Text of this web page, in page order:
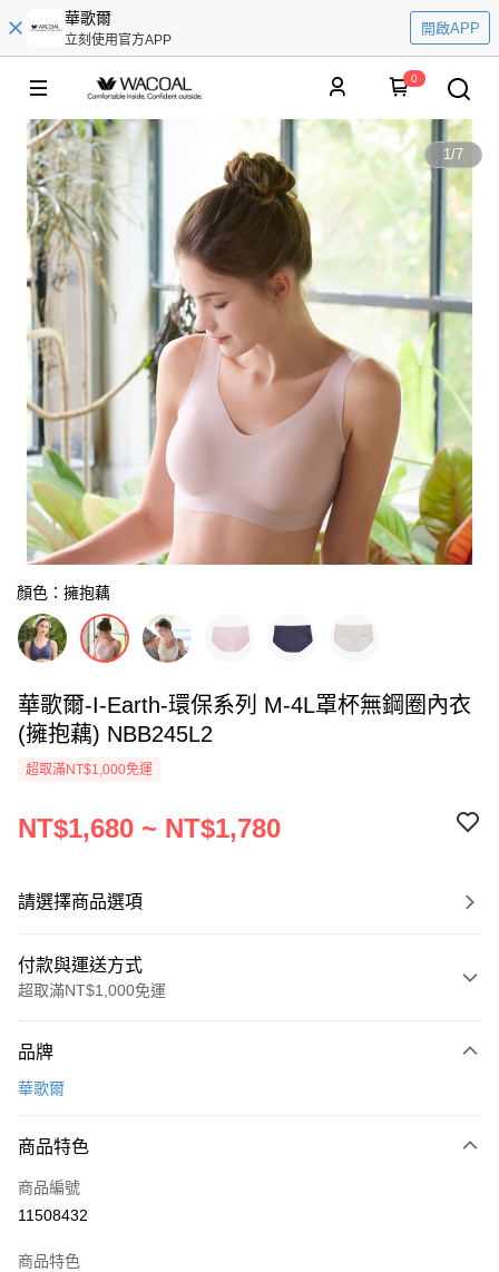
華歌爾
立刻使用官方APP
開啟APP
0
1/7
顏色：擁抱藕
華歌爾-I-Earth-環保系列 M-4L罩杯無鋼圈內衣
(擁抱藕) NBB245L2
超取滿NT$1,000免運
NT$1,680 ~ NT$1,780
請選擇商品選項
付款與運送方式
超取滿NT$1,000免運
信用卡一次付款
LINE Pay
街口支付
品牌
華歌爾
商品特色
商品編號
11508432
商品特色